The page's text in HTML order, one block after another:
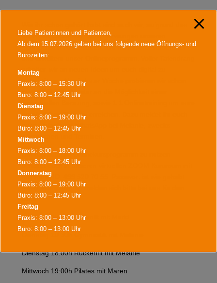
erneuten Lockdown, dazu gezwungen unseren
Sportbereich zu schließen. Wir haben uns vorbereitet
und erweitern unser Onlineprogramm. Voller Tatendrang
arbeiten wir an neuen Ideen um euch digital zu
unterstützen. Ab nächster Woche probieren wir schon
etwas NEUES! Wir starten die Möglichkeit einer
individuellen Beratung, sowie 1:1 Onlinetraining um eure
persönlichen Ziele zu erreichen. Dazu meldet ihr euch
ganz einfach per WhatsApp bei Melanie, zwecks
Absprachen und Terminen.
Um das aktuelle Onlinekursprogramm zu nutzen,
schaltet euch in unseren virtuellen ZOOM Kursraum mit
folgender ID: 499 520 70 55! Passwort ist wie gehabt.
Neue Interessenten melden sich bitte bei uns für den
Code.
Montag 19:00h Rückenfit mit Marid
Dienstag 18:00h Rückenfit mit Melanie
Mittwoch 19:00h Pilates mit Maren
Liebe Patientinnen und Patienten,
Ab dem 15.07.2026 gelten bei uns folgende neue Öffnungs- und
Bürozeiten:
Montag
Praxis: 8:00 – 15:30 Uhr
Büro: 8:00 – 12:45 Uhr
Dienstag
Praxis: 8:00 – 19:00 Uhr
Büro: 8:00 – 12:45 Uhr
Mittwoch
Praxis: 8:00 – 18:00 Uhr
Büro: 8:00 – 12:45 Uhr
Donnerstag
Praxis: 8:00 – 19:00 Uhr
Büro: 8:00 – 12:45 Uhr
Freitag
Praxis: 8:00 – 13:00 Uhr
Büro: 8:00 – 13:00 Uhr
Während der Bürozeiten sind wir für Terminvereinbarungen,
Terminabsagen, Rezeptannahmen und alles Wichtige für sie da.